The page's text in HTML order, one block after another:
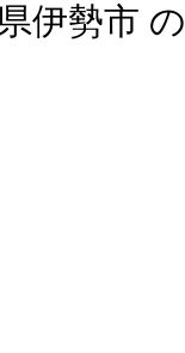
伊勢市 の